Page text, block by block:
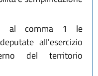
al comma 1 le
all'esercizio
del territorio